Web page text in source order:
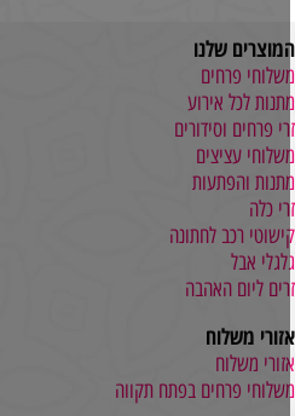
שלנו
פרחים
לכל אירוע
פרחים וסידורים
עציצים
והפתעות
כלה
רכב לחתונה
אבל
ליום האהבה
משלוח
משלוח
פרחים בפתח תקווה